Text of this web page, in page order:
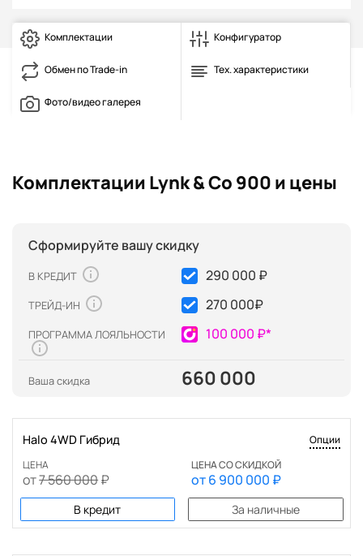
Комплектации Конфигуратор
Обмен по Trade-in Тех. характеристики
Фото/видео галерея
Комплектации Lynk & Co 900 и цены
Сформируйте вашу скидку
В КРЕДИТ 290 000 ₽
ТРЕЙД-ИН 270 000₽
ПРОГРАММА ЛОЯЛЬНОСТИ 100 000 ₽*
Ваша скидка 660 000
Опции
Halo 4WD Гибрид
ЦЕНА
от7 560 000₽
ЦЕНА СО СКИДКОЙ
от6 900 000 ₽
В кредит За наличные